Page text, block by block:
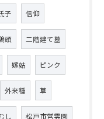
子 信仰
頭 二階建て墓
嫁姑 ピンク
外来種 草
し 松戸市営霊園